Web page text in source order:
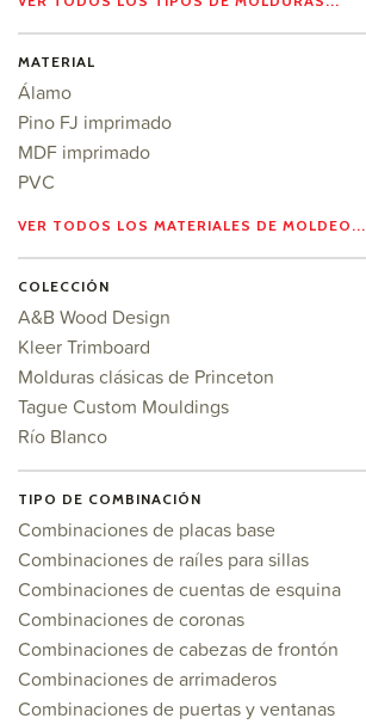
MATERIAL
Álamo
Pino FJ imprimado
MDF imprimado
PVC
VER TODOS LOS MATERIALES DE MOLDEO...
COLECCIÓN
A&B Wood Design
Kleer Trimboard
Molduras clásicas de Princeton
Tague Custom Mouldings
Río Blanco
TIPO DE COMBINACIÓN
Combinaciones de placas base
Combinaciones de raíles para sillas
Combinaciones de cuentas de esquina
Combinaciones de coronas
Combinaciones de cabezas de frontón
Combinaciones de arrimaderos
Combinaciones de puertas y ventanas